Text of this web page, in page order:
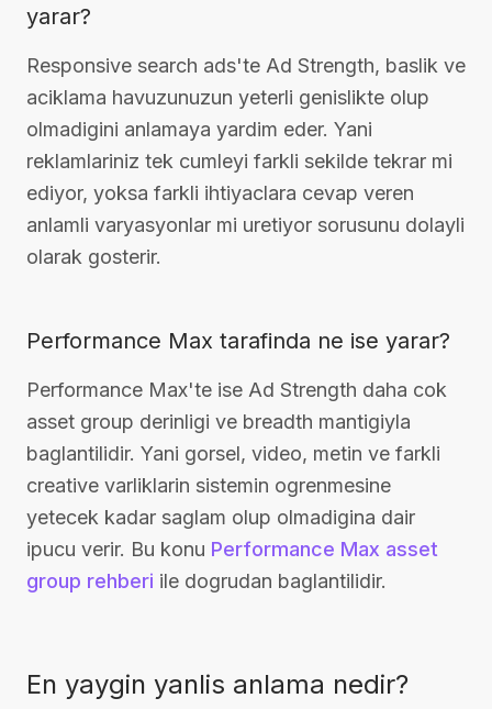
yarar?
Responsive search ads'te Ad Strength, baslik ve
aciklama havuzunuzun yeterli genislikte olup
olmadigini anlamaya yardim eder. Yani
reklamlariniz tek cumleyi farkli sekilde tekrar mi
ediyor, yoksa farkli ihtiyaclara cevap veren
anlamli varyasyonlar mi uretiyor sorusunu dolayli
olarak gosterir.
Performance Max tarafinda ne ise yarar?
Performance Max'te ise Ad Strength daha cok
asset group derinligi ve breadth mantigiyla
baglantilidir. Yani gorsel, video, metin ve farkli
creative varliklarin sistemin ogrenmesine
yetecek kadar saglam olup olmadigina dair
ipucu verir. Bu konu Performance Max asset
group rehberi ile dogrudan baglantilidir.
En yaygin yanlis anlama nedir?